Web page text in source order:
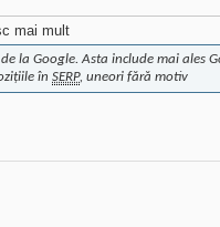
mai mult
la Google. Asta include mai ales
în SERP, uneori fără motiv